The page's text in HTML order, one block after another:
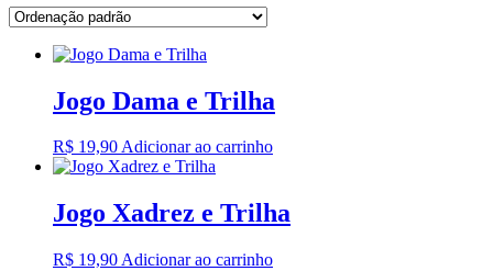
Jogo Dama e Trilha
R$ 19,90Adicionar ao carrinho
Jogo Xadrez e Trilha
R$ 19,90 Adicionar ao carrinho